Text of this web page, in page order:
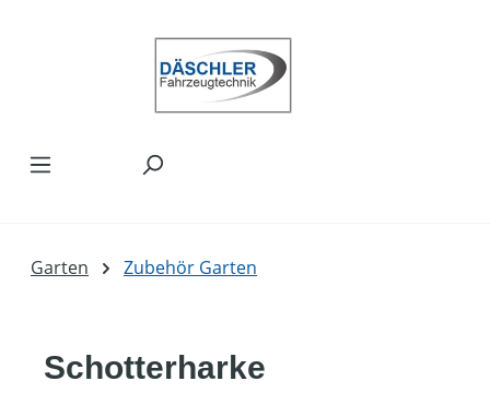
Garten Zubehör Garten
Schotterharke